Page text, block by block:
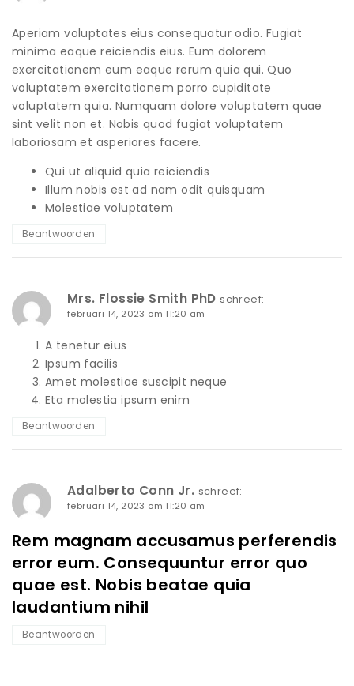
Aperiam voluptates eius consequatur odio. Fugiat
minima eaque reiciendis eius. Eum dolorem
exercitationem eum eaque rerum quia qui. Quo
voluptatem exercitationem porro cupiditate
voluptatem quia. Numquam dolore voluptatem quae
sint velit non et. Nobis quod fugiat voluptatem
laboriosam et asperiores facere.
Qui ut aliquid quia reiciendis
Illum nobis est ad nam odit quisquam
Molestiae voluptatem
Beantwoorden
Mrs. Flossie Smith PhD schreef:
februari 14, 2023 om 11:20 am
A tenetur eius
Ipsum facilis
Amet molestiae suscipit neque
Eta molestia ipsum enim
Beantwoorden
Adalberto Conn Jr. schreef:
februari 14, 2023 om 11:20 am
Rem magnam accusamus perferendis
error eum. Consequuntur error quo
quae est. Nobis beatae quia
laudantium nihil
Beantwoorden